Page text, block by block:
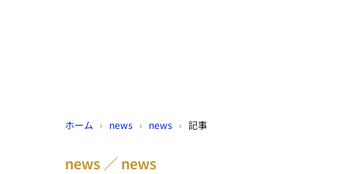
ホーム › news › news › 記事
news news